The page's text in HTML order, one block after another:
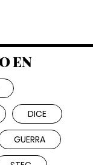
EN
DICE
GUERRA